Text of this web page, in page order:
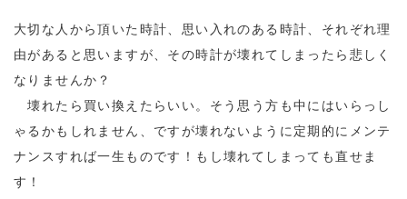
大切な人から頂いた時計、思い入れのある時計、それぞれ理
由があると思いますが、その時計が壊れてしまったら悲しく
なりませんか？
壊れたら買い換えたらいい。そう思う方も中にはいらっし
ゃるかもしれません、ですが壊れないように定期的にメンテ
ナンスすれば一生ものです！もし壊れてしまっても直せま
す！